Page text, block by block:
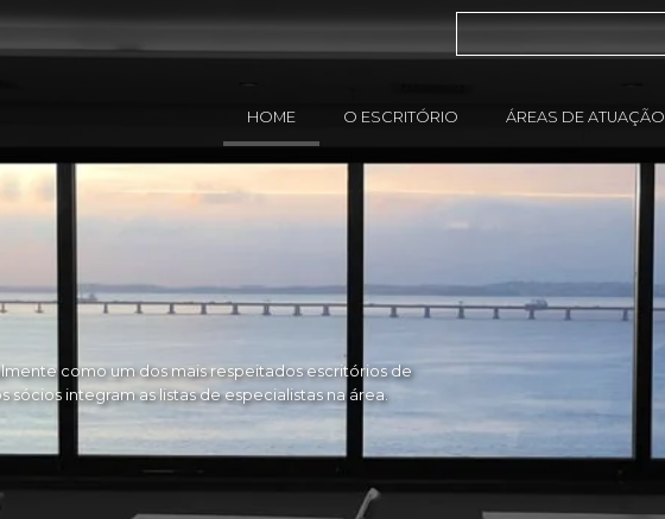
HOME O ESCRITÓRIO ÁREAS DE ATUAÇÃO
como um dos mais respeitados escritórios de
integram as listas de especialistas na área.